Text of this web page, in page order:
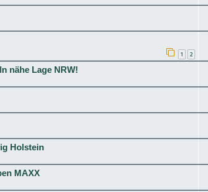
1 2
nähe Lage NRW!
Holstein
MAXX